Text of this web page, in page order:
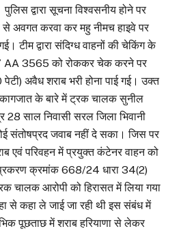
द्वारा सूचना विश्वसनीय होने पर
से अवगत करवा कर महु नीमच हाइवे पर
टीम द्वारा संदिग्ध वाहनों की चेकिंग के
AA 3565 को रोककर चेक करने पर
अवैध शराब भरी होना पाई गई। उक्त
के बारे में ट्रक चालक सुनील
28 साल निवासी सरल जिला भिवानी
संतोषप्रद जवाब नहीं दे सका। जिस पर
एवं परिवहन में प्रयुक्त कंटेनर वाहन को
क्रमांक 668/24 धारा 34(2)
चालक आरोपी को हिरासत में लिया गया
से कहा ले जाई जा रही थी इस संबंध में
पूछताछ में शराब हरियाणा से लेकर